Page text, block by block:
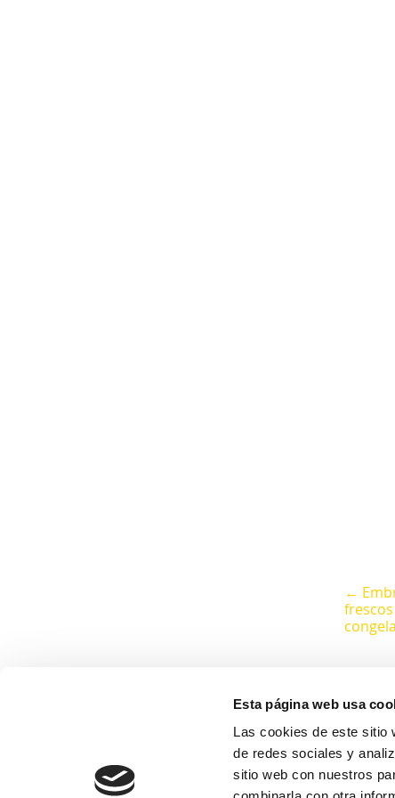
Esta página web usa
Las cookies de este sitio
de redes sociales y
sitio web con nuestros
←